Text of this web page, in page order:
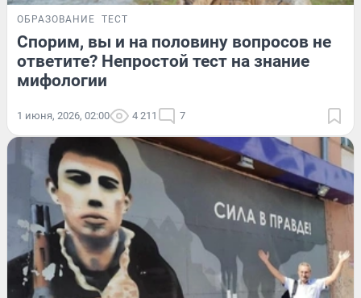
ОБРАЗОВАНИЕ ТЕСТ
Спорим, вы и на половину вопросов не
ответите? Непростой тест на знание
мифологии
1 июня, 2026, 02:00 4 211 7